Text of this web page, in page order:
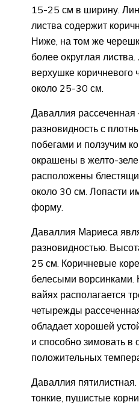
15-25 см в ширину.
листва содержит
Ниже, на том же
более округлая
верхушке коричневого
около 25-30 см.
Даваллия рассеченная
разновидность с
побегами и ползучим
окрашены в желто-
расположены
около 30 см. Лопасти
форму.
Даваллия Мариеса
разновидностью.
25 см. Коричневые
белесыми ворсинками.
вайях располагается
четырежды
обладает хорошей
и способно зимовать в
положительных
Даваллия
тонкие, пушистые